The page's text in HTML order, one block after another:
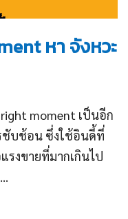
หา จังหวะ
moment เป็นอีก
ชับช้อน ซึ่งใช้อินดี้ที่
รงขายที่มากเกินไป